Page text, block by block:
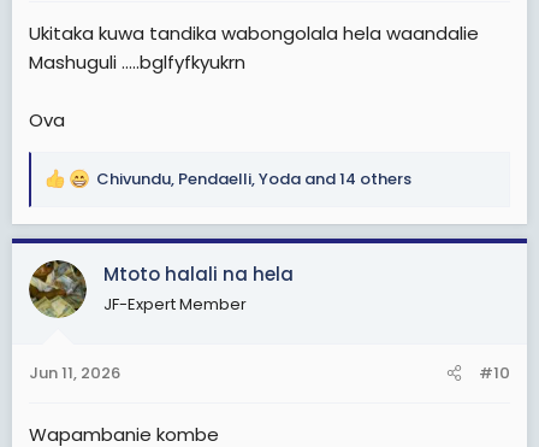
Ukitaka kuwa tandika wabongolala hela waandalie
Mashuguli .....bglfyfkyukrn
Ova
R
a
c
t
i
s
Chivundu, Pendaelli,Yoda and 14 others
Mtoto halali na hela
JF-Expert Member
Jun 11, 2026 #10
Wapambanie kombe